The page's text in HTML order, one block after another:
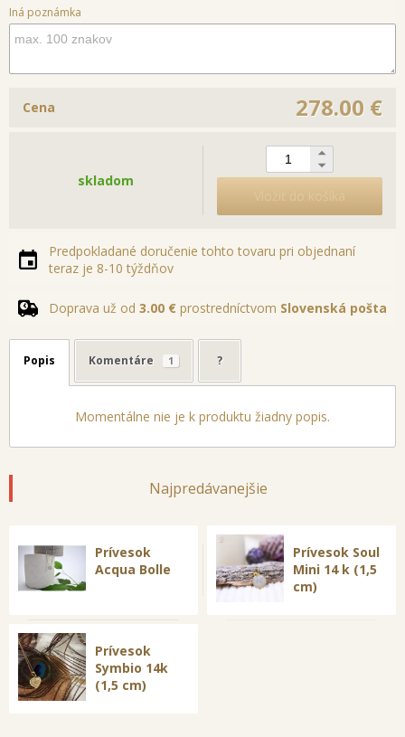
Najpredávanejšie
Prívesok
Acqua Bolle
Prívesok Soul
Mini 14 k (1,5
cm)
Prívesok
Symbio 14k
(1,5 cm)
Iná poznámka
278.00 €
Cena
skladom
Vložiť do košíka
Predpokladané doručenie tohto tovaru pri objednaní
teraz je 8-10 týždňov
Doprava už od 3.00 € prostredníctvom Slovenská pošta
Popis Komentáre 1 ?
Momentálne nie je k produktu žiadny popis.